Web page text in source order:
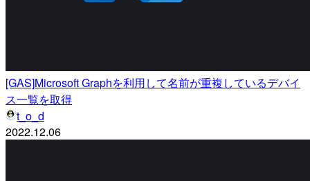
[GAS]Microsoft Graphを利用して名前が重複しているデバイ
ス一覧を取得
t_o_d
2022.12.06